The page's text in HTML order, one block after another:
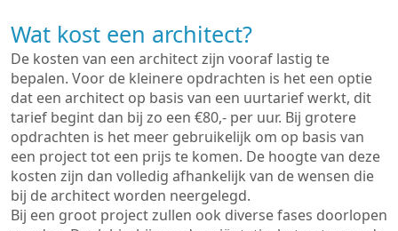
Wat kost een architect?
De kosten van een architect zijn vooraf lastig te
bepalen. Voor de kleinere opdrachten is het een optie
dat een architect op basis van een uurtarief werkt, dit
tarief begint dan bij zo een €80,- per uur. Bij grotere
opdrachten is het meer gebruikelijk om op basis van
een project tot een prijs te komen. De hoogte van deze
kosten zijn dan volledig afhankelijk van de wensen die
bij de architect worden neergelegd.
Bij een groot project zullen ook diverse fases doorlopen